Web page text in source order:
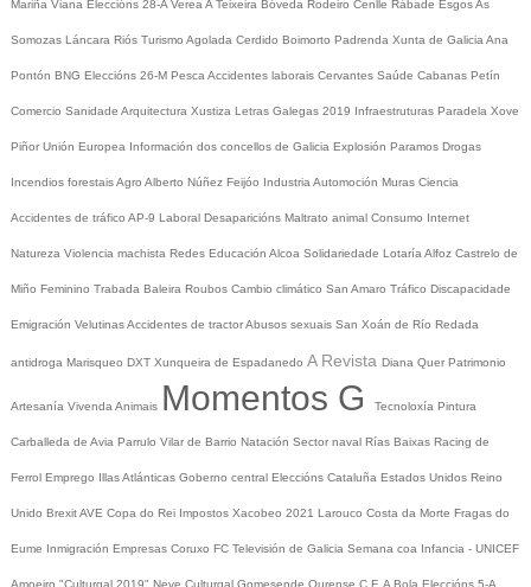
Mariña Viana Eleccións 28-A Verea A Teixeira Bóveda Rodeiro Cenlle Rábade EsgosAs
Somozas Láncara Riós Turismo Agolada Cerdido Boimorto Padrenda Xunta de Galicia Ana
Pontón BNG Eleccións 26-M Pesca Accidentes laborais Cervantes Saúde Cabanas Petín
Comercio Sanidade Arquitectura Xustiza Letras Galegas 2019 Infraestruturas Paradela Xove
Piñor Unión Europea Información dos concellos de Galicia Explosión Paramos Drogas
Incendios forestaisAgro Alberto Núñez Feijóo Industria Automoción Muras Ciencia
Accidentes de tráfico AP-9 Laboral Desaparicións Maltrato animal Consumo Internet
Natureza Violencia machista Redes Educación Alcoa Solidariedade Lotaría Alfoz Castrelo de
Miño Feminino Trabada Baleira Roubos Cambio climático San Amaro Tráfico Discapacidade
Emigración VelutinasAccidentes de tractorAbusos sexuais San Xoán de Río Redada
antidroga Marisqueo DXT Xunqueira de Espadanedo A Revista Diana Quer Patrimonio
Artesanía Vivenda Animais Momentos G Tecnoloxía Pintura
Carballeda de Avia Parrulo Vilar de Barrio Natación Sector naval Rías Baixas Racing de
Ferrol Emprego Illas Atlánticas Goberno central Eleccións Cataluña Estados Unidos Reino
Unido BrexitAVE Copa do Rei Impostos Xacobeo 2021 Larouco Costa da Morte Fragas do
Eume Inmigración Empresas Coruxo FC Televisión de Galicia Semana coa Infancia - UNICEF
Amoeiro "Culturgal 2019" Neve Culturgal Gomesende Ourense C.F. A Bola Eleccións 5-A